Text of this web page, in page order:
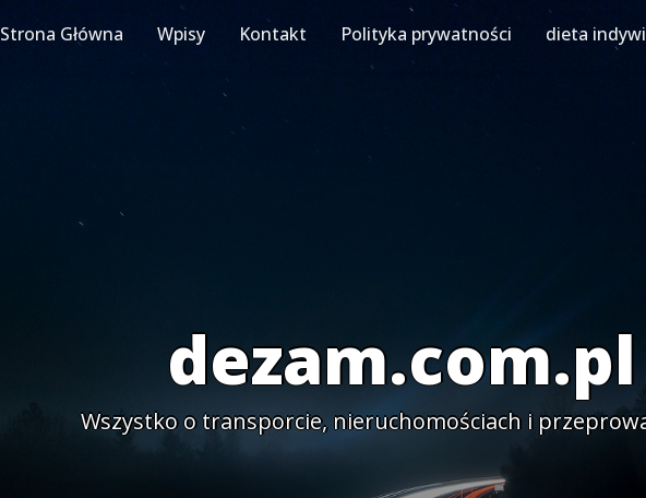
Strona Główna Wpisy Kontakt Polityka prywatności dieta
dezam.com.pl
Wszystko o transporcie, nieruchomościach i